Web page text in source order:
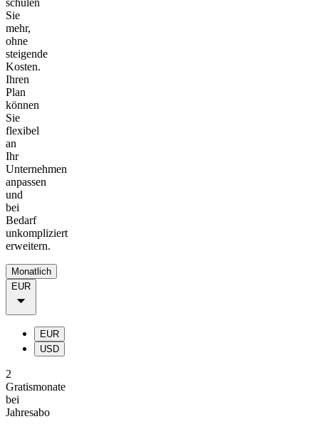
Sie
mehr,
ohne
steigende
Kosten.
Ihren
Plan
können
Sie
flexibel
an
Ihr
Unternehmen
anpassen
und
bei
Bedarf
unkompliziert
erweitern.
Monatlich
EUR
EUR
USD
2
Gratismonate
bei
Jahresabo